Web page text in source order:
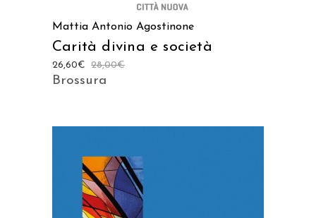
Mattia Antonio Agostinone
Carità divina e società
28,00€
26,60€
Brossura